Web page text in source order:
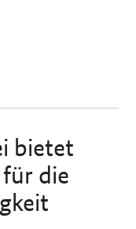
bietet
die